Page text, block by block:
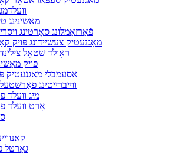
מאַשינינג
פֿאַרזאַמלונג סאָרטינג
מאַגנעטיק צעשיידונג פּויק
ראָולד שטאָל
פּויק
אַסעמבלי מאַגנעטיק
ווייברייטינג
מיג וועלד
אָרט וועלד
גאַרטל